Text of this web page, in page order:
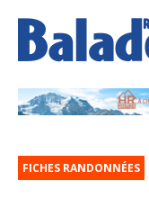
FICHES RANDONNÉES